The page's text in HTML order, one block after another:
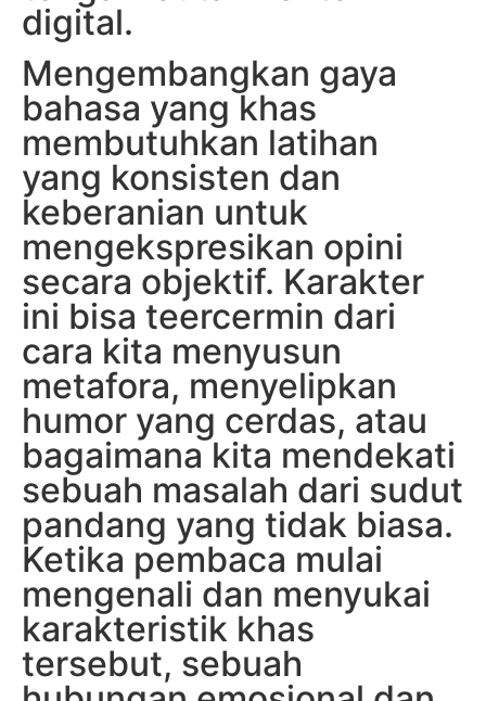
digital.
Mengembangkan gaya
bahasa yang khas
membutuhkan latihan
yang konsisten dan
keberanian untuk
mengekspresikan opini
secara objektif. Karakter
ini bisa teercermin dari
cara kita menyusun
metafora, menyelipkan
humor yang cerdas, atau
bagaimana kita mendekati
sebuah masalah dari sudut
pandang yang tidak biasa.
Ketika pembaca mulai
mengenali dan menyukai
karakteristik khas
tersebut, sebuah